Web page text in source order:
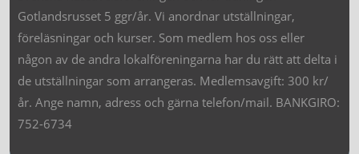
Gotlandsrusset 5 ggr/år. Vi anordnar utställningar,
föreläsningar och kurser. Som medlem hos oss eller
någon av de andra lokalföreningarna har du rätt att delta i
de utställningar som arrangeras. Medlemsavgift: 300 kr/
år. Ange namn, adress och gärna telefon/mail. BANKGIRO:
752-6734